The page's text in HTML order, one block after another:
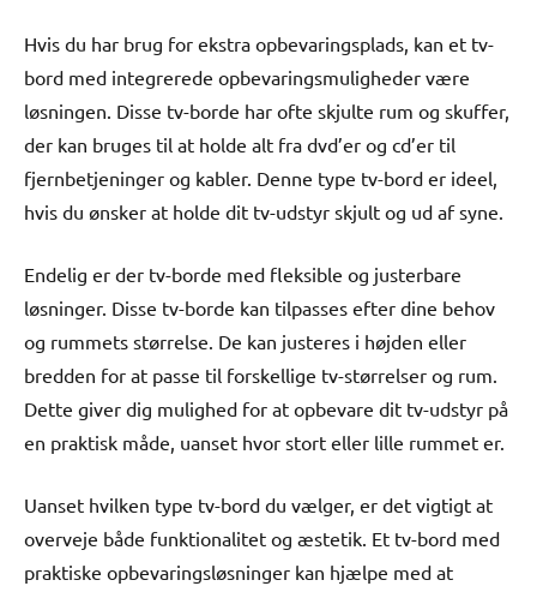
Hvis du har brug for ekstra opbevaringsplads, kan et tv-
bord med integrerede opbevaringsmuligheder være
løsningen. Disse tv-borde har ofte skjulte rum og skuffer,
der kan bruges til at holde alt fra dvd’er og cd’er til
fjernbetjeninger og kabler. Denne type tv-bord er ideel,
hvis du ønsker at holde dit tv-udstyr skjult og ud af syne.
Endelig er der tv-borde med fleksible og justerbare
løsninger. Disse tv-borde kan tilpasses efter dine behov
og rummets størrelse. De kan justeres i højden eller
bredden for at passe til forskellige tv-størrelser og rum.
Dette giver dig mulighed for at opbevare dit tv-udstyr på
en praktisk måde, uanset hvor stort eller lille rummet er.
Uanset hvilken type tv-bord du vælger, er det vigtigt at
overveje både funktionalitet og æstetik. Et tv-bord med
praktiske opbevaringsløsninger kan hjælpe med at